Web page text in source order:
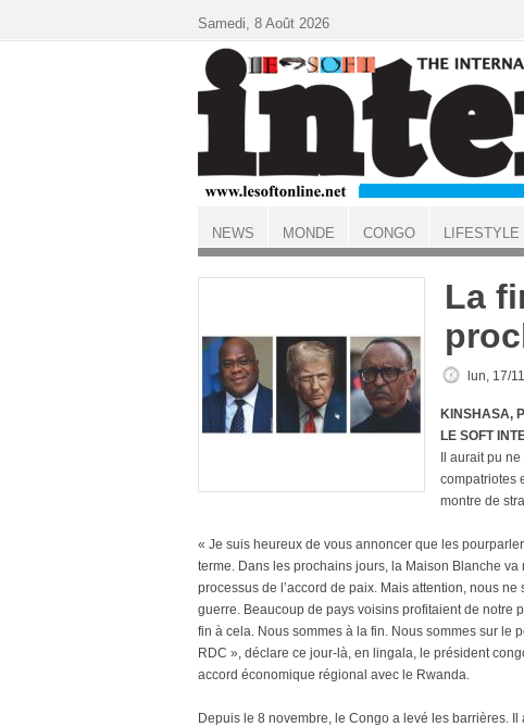
ACCUEIL
La
lun, 17/
KINSHASA,
LE SOFT
Il aurait pu
compatriotes
montre de
« Je suis heureux de vous annoncer que les
terme. Dans les prochains jours, la Maison Blanche
processus de l’accord de paix. Mais attention, nous
guerre. Beaucoup de pays voisins profitaient de notre
fin à cela. Nous sommes à la fin. Nous sommes sur le
RDC », déclare ce jour-là, en lingala, le président
accord économique régional avec le Rwanda.
Depuis le 8 novembre, le Congo a levé les barrières.
Samedi, 8 Août 2026
NEWS MONDE CONGO LIFESTYLE